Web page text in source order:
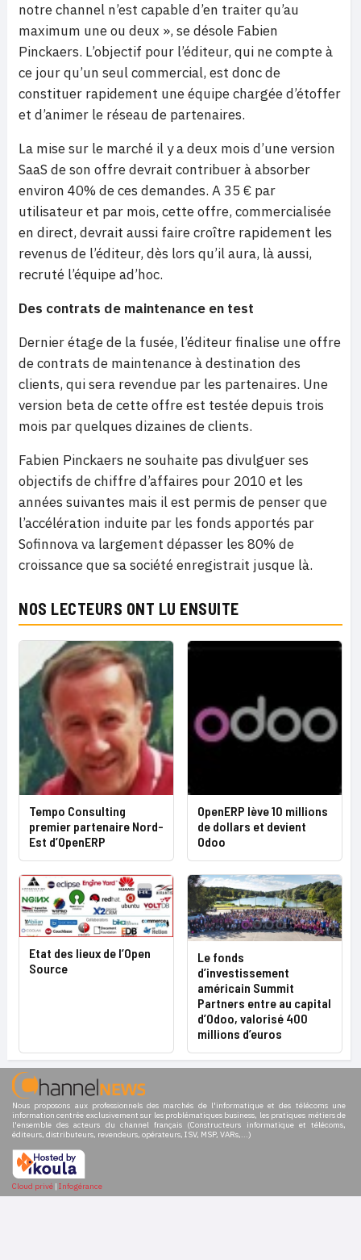
notre channel n’est capable d’en traiter qu’au
maximum une ou deux », se désole Fabien
Pinckaers. L’objectif pour l’éditeur, qui ne compte à
ce jour qu’un seul commercial, est donc de
constituer rapidement une équipe chargée d’étoffer
et d’animer le réseau de partenaires.
La mise sur le marché il y a deux mois d’une version
SaaS de son offre devrait contribuer à absorber
environ 40% de ces demandes. A 35 € par
utilisateur et par mois, cette offre, commercialisée
en direct, devrait aussi faire croître rapidement les
revenus de l’éditeur, dès lors qu’il aura, là aussi,
recruté l’équipe ad’hoc.
Des contrats de maintenance en test
Dernier étage de la fusée, l’éditeur finalise une offre
de contrats de maintenance à destination des
clients, qui sera revendue par les partenaires. Une
version beta de cette offre est testée depuis trois
mois par quelques dizaines de clients.
Fabien Pinckaers ne souhaite pas divulguer ses
objectifs de chiffre d’affaires pour 2010 et les
années suivantes mais il est permis de penser que
l’accélération induite par les fonds apportés par
Sofinnova va largement dépasser les 80% de
croissance que sa société enregistrait jusque là.
NOS LECTEURS ONT LU ENSUITE
Tempo Consulting
premier partenaire Nord-
Est d’OpenERP
OpenERP lève 10 millions
de dollars et devient
Odoo
Etat des lieux de l’Open
Source
Le fonds
d’investissement
américain Summit
Partners entre au capital
d’Odoo, valorisé 400
millions d’euros
Nous proposons aux professionnels des marchés de l'informatique et des télécoms une
information centrée exclusivement sur les problématiques business, les pratiques métiers de
l'ensemble des acteurs du channel français (Constructeurs informatique et télécoms,
éditeurs, distributeurs, revendeurs, opérateurs, ISV, MSP, VARs,...)
Cloud privé | Infogérance